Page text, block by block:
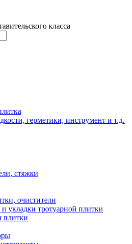
класса
герметики, инструмент и т.д.
стяжки
очистители
укладки тротуарной плитки
плитки